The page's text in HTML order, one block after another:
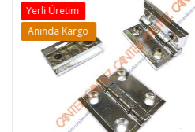
Yerli Üretim
Anında Kargo